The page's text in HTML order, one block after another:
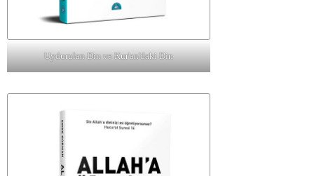
Uydurulan Din ve Kur'an'daki Din